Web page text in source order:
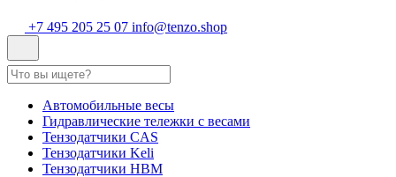
+7 495 205 25 07 info@tenzo.shop
Автомобильные весы
Гидравлические тележки с весами
Тензодатчики CAS
Тензодатчики Keli
Тензодатчики HBM